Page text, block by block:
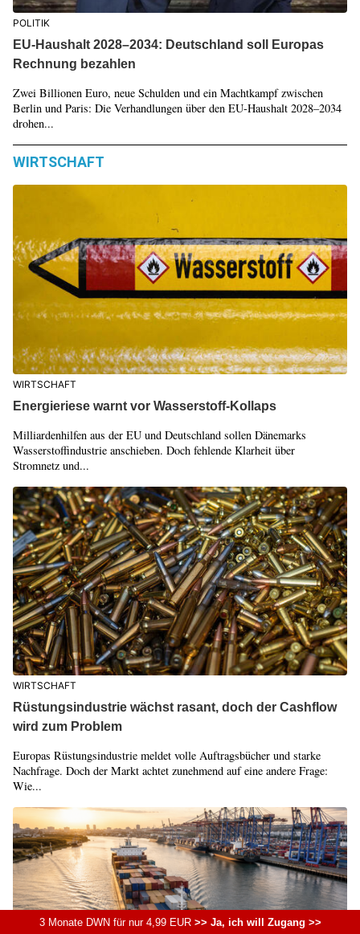
POLITIK
EU-Haushalt 2028–2034: Deutschland soll Europas
Rechnung bezahlen
Zwei Billionen Euro, neue Schulden und ein Machtkampf zwischen
Berlin und Paris: Die Verhandlungen über den EU-Haushalt 2028–2034
drohen...
WIRTSCHAFT
WIRTSCHAFT
Energieriese warnt vor Wasserstoff-Kollaps
Milliardenhilfen aus der EU und Deutschland sollen Dänemarks
Wasserstoffindustrie anschieben. Doch fehlende Klarheit über
Stromnetz und...
WIRTSCHAFT
Rüstungsindustrie wächst rasant, doch der Cashflow
wird zum Problem
Europas Rüstungsindustrie meldet volle Auftragsbücher und starke
Nachfrage. Doch der Markt achtet zunehmend auf eine andere Frage:
Wie...
3 Monate DWN für nur 4,99 EUR>> Ja, ich will Zugang >>